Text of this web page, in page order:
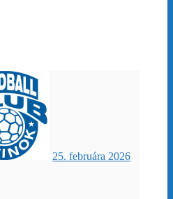
25. februára 2026